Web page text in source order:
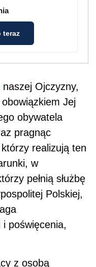
teraz
naszej Ojczyzny,
Jej
obywatela
pragnąc
realizują ten
w
pełnią służbę
Polskiej,
poświęcenia,
z osobą